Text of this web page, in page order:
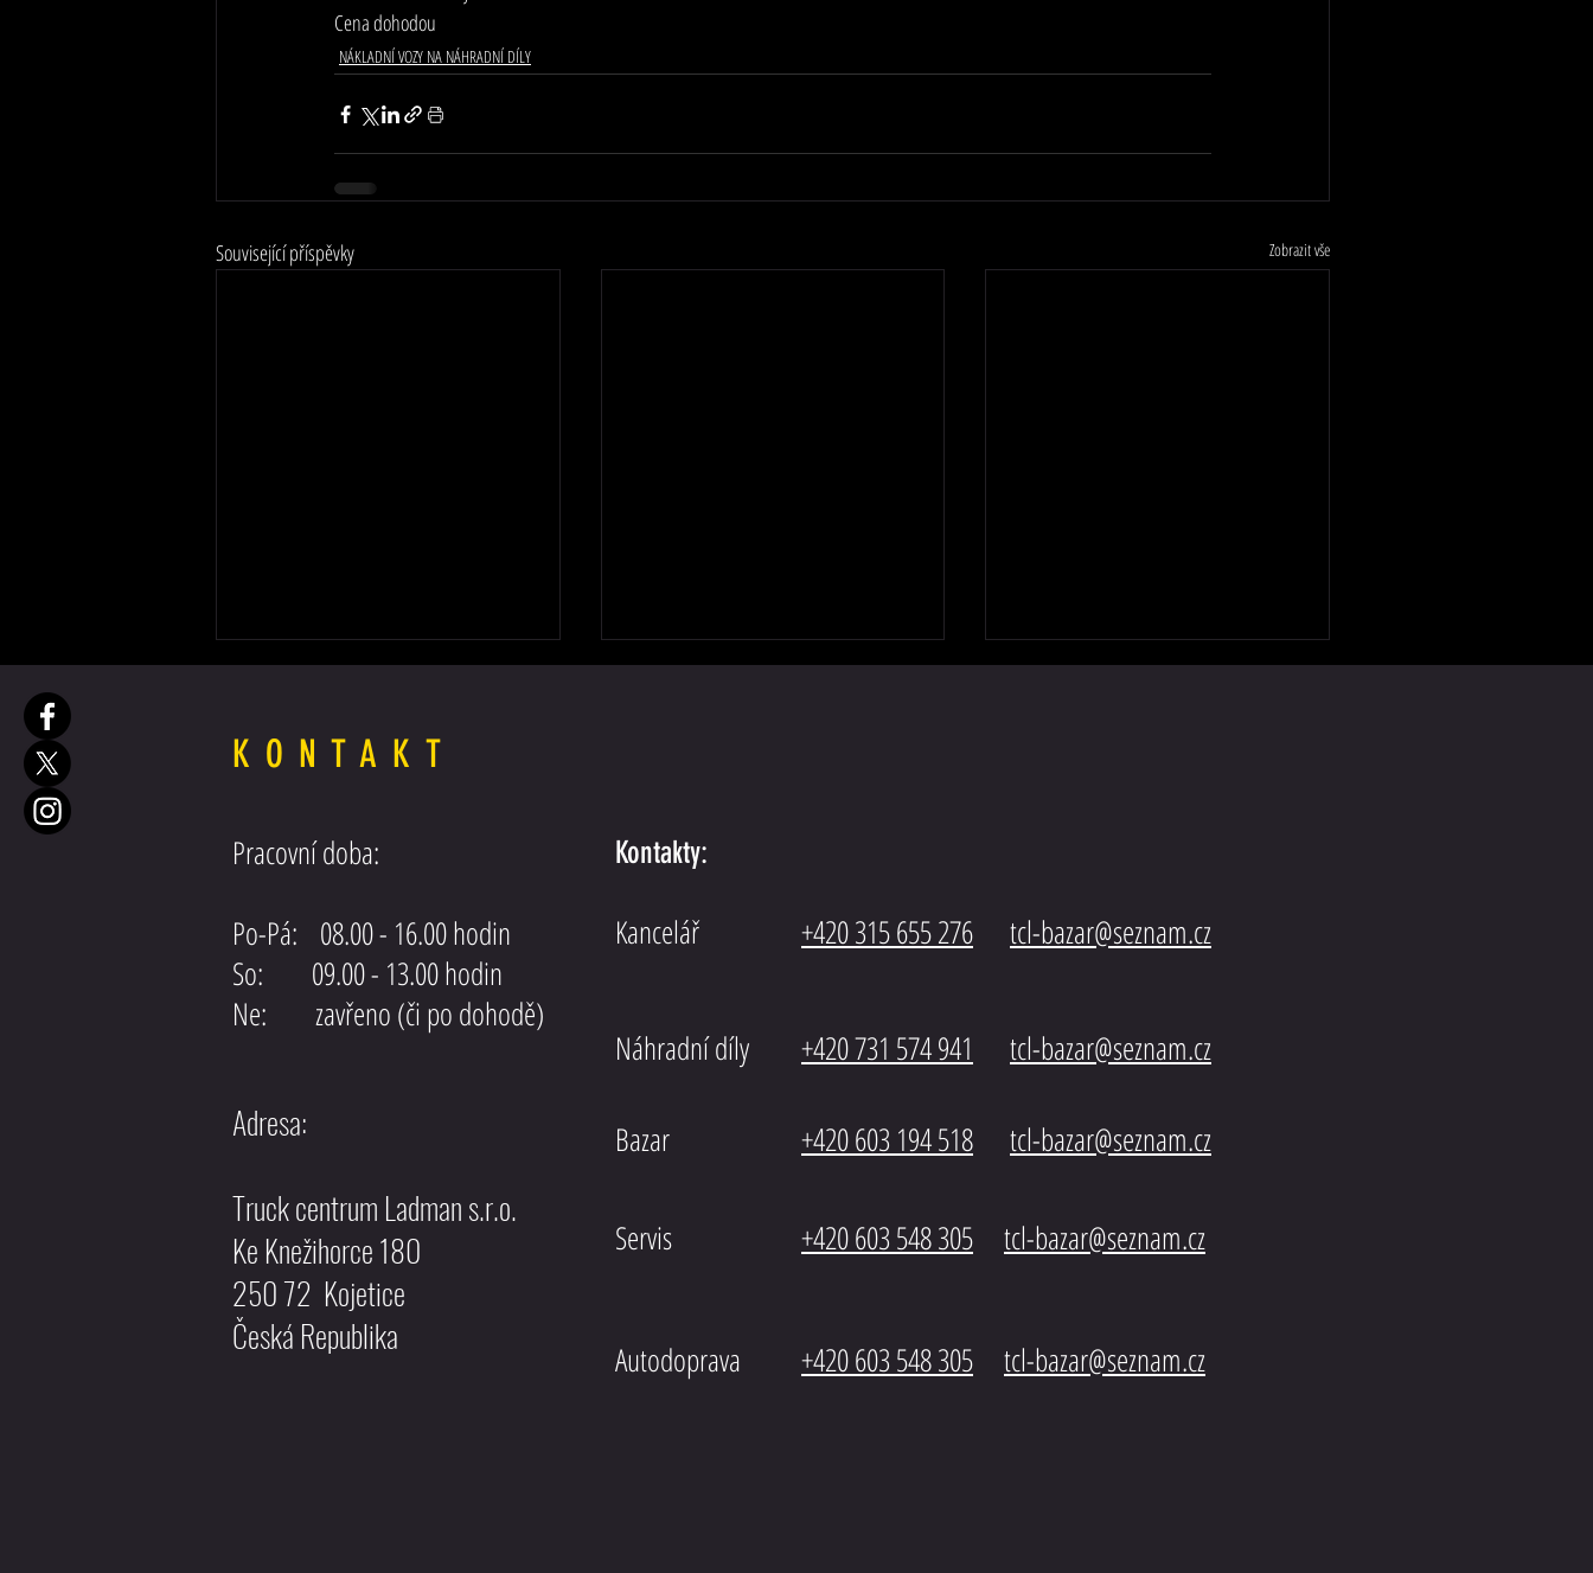
Cena dohodou
NÁKLADNÍ VOZY NA NÁHRADNÍ DÍLY
Související příspěvky Zobrazit vše
MAN TGX Euro 6
KONTAKT
Pracovní doba:
Po-Pá: 08.00 - 16.00 hodin
So: 09.00 - 13.00 hodin
Ne: zavřeno (či po dohodě)
Adresa:
Truck centrum Ladman s.r.o.
Ke Knežihorce 180
250 72 Kojetice
Česká Republika
Kontakty:
Kancelář +420 315 655 276 tcl-bazar@seznam.cz
Náhradní díly +420 731 574 941 tcl-bazar@seznam.cz
Bazar +420 603 194 518 tcl-bazar@seznam.cz
Servis +420 603 548 305 tcl-bazar@seznam.cz
Autodoprava +420 603 548 305 tcl-bazar@seznam.cz